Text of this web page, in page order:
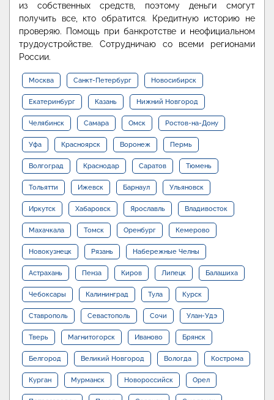
из собственных средств, поэтому деньги смогут
получить все, кто обратится. Кредитную историю не
проверяю. Помощь при банкротстве и неофициальном
трудоустройстве. Сотрудничаю со всеми регионами
России.
Москва Санкт-Петербург Новосибирск
Екатеринбург Казань Нижний Новгород
Челябинск Самара Омск Ростов-на-Дону
Уфа Красноярск Воронеж Пермь
Волгоград Краснодар Саратов Тюмень
Тольятти Ижевск Барнаул Ульяновск
Иркутск Хабаровск Ярославль Владивосток
Махачкала Томск Оренбург Кемерово
Новокузнецк Рязань Набережные Челны
Астрахань Пенза Киров Липецк Балашиха
Чебоксары Калининград Тула Курск
Ставрополь Севастополь Сочи Улан-Удэ
Тверь Магнитогорск Иваново Брянск
Белгород Великий Новгород Вологда Кострома
Курган Мурманск Новороссийск Орел